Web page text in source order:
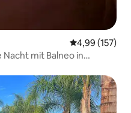
4,99 (157)
mit Balneo in